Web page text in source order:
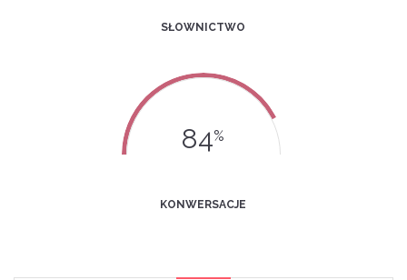
SŁOWNICTWO
84%
KONWERSACJE